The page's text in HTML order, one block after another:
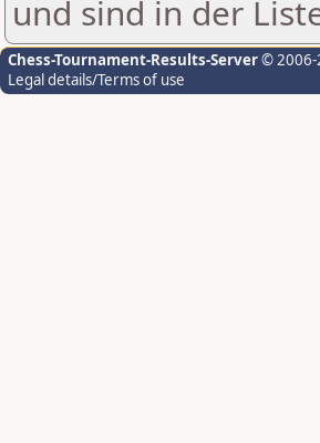
und sind in der
Chess-Tournament-Results-Server© 2006-
Legal details/Terms of use